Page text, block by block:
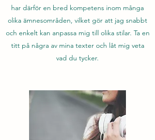
har därför en bred kompetens inom många
olika ämnesområden, vilket gör att jag snabbt
och enkelt kan anpassa mig till olika stilar. Ta en
titt på några av mina texter och låt mig veta
vad du tycker.